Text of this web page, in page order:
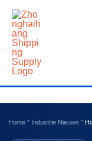
Overslaan
naar
inhoud
Home " Industrie Nieuws "